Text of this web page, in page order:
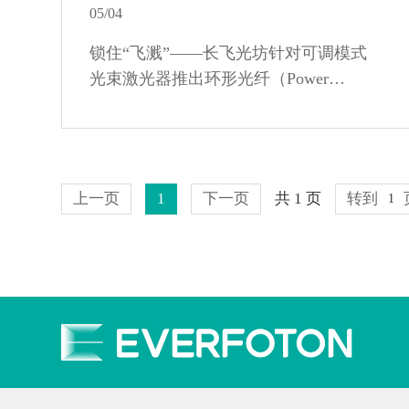
05/04
锁住“飞溅”——长飞光坊针对可调模式
光束激光器推出环形光纤（Power
上一页 1 下一页 共 1 页 转到